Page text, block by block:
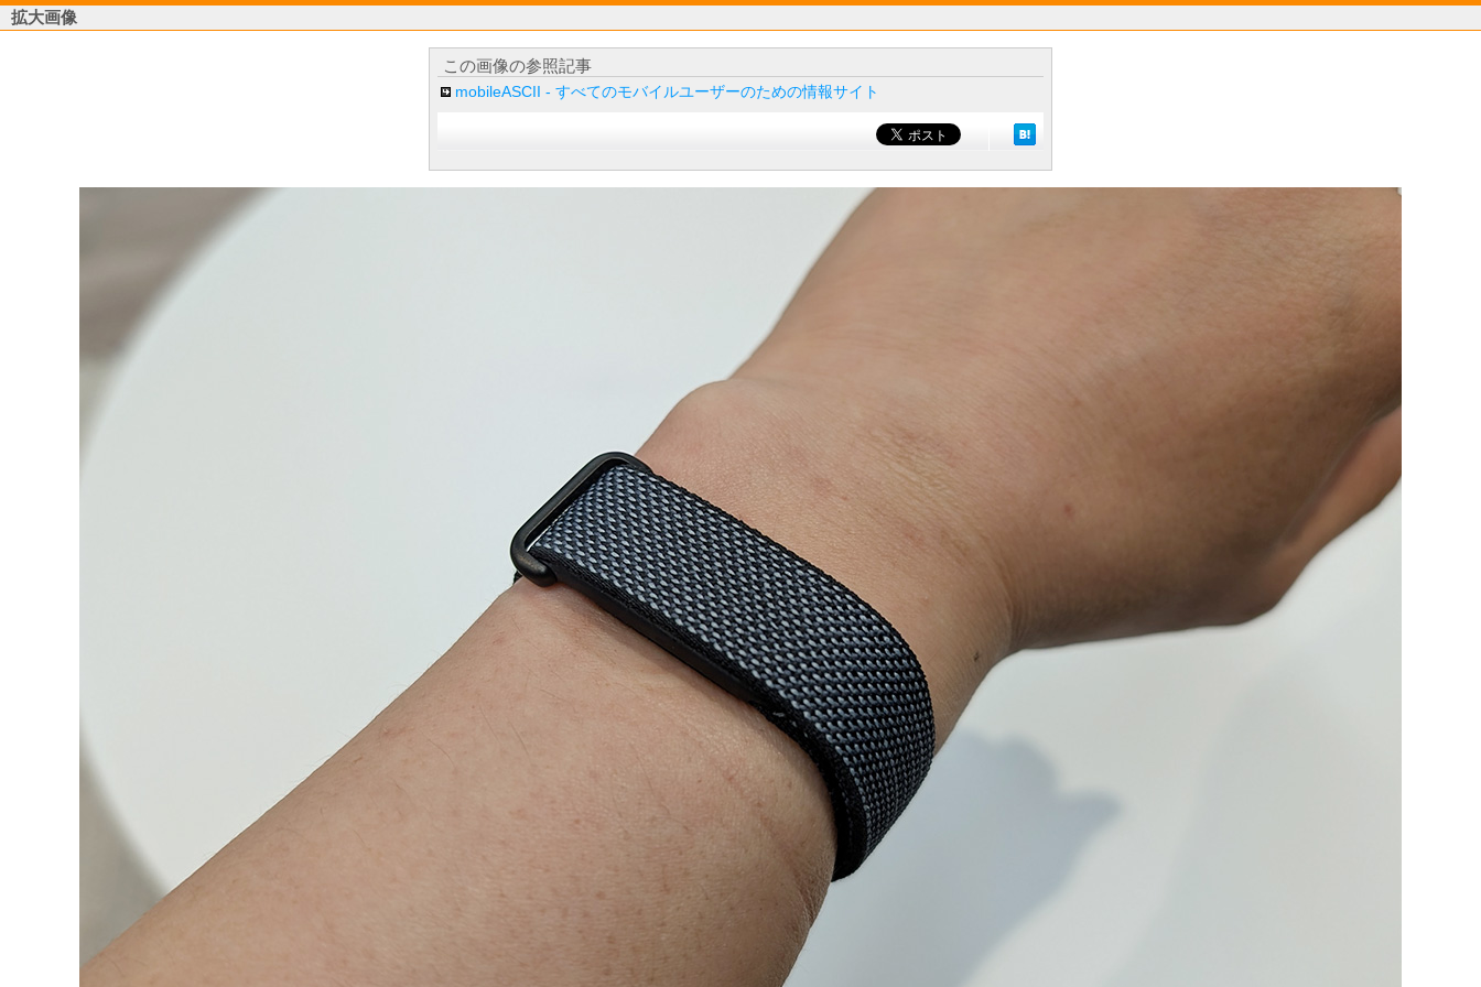
拡大画像
この画像の参照記事
mobileASCII - すべてのモバイルユーザーのための情報サイト